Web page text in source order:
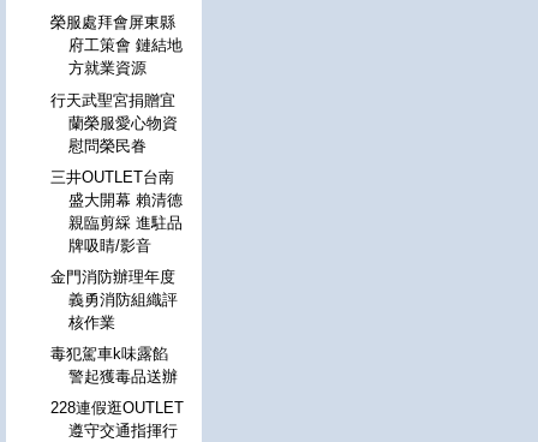
榮服處拜會屏東縣
府工策會 鏈結地
方就業資源
行天武聖宮捐贈宜
蘭榮服愛心物資
慰問榮民眷
三井OUTLET台南
盛大開幕 賴清德
親臨剪綵 進駐品
牌吸睛/影音
金門消防辦理年度
義勇消防組織評
核作業
毒犯駕車k味露餡
警起獲毒品送辦
228連假逛OUTLET
遵守交通指揮行